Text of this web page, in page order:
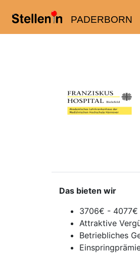
PADERBORN
Das bieten wir
3706€ - 4077€
Attraktive
Betriebliches